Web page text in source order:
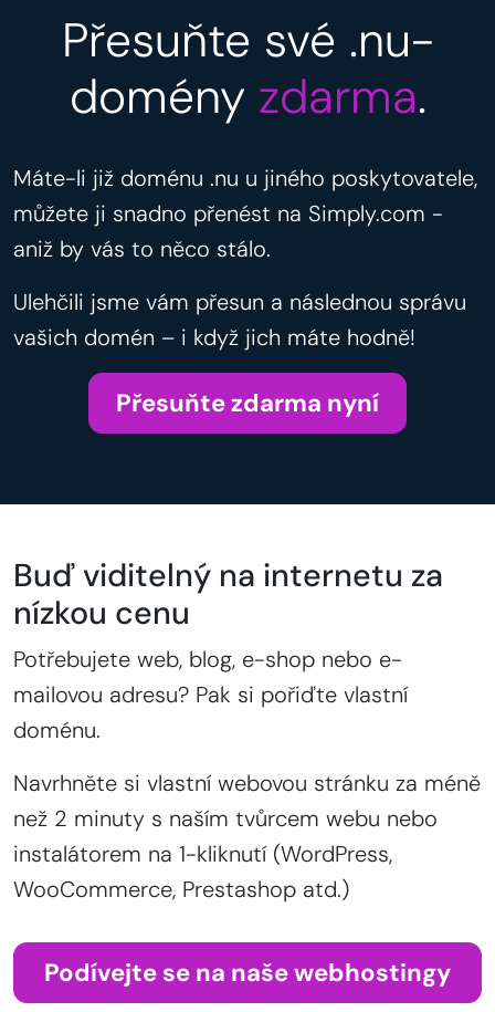
Přesuňte své .nu-
domény zdarma.
Máte-li již doménu .nu u jiného poskytovatele,
můžete ji snadno přenést na Simply.com -
aniž by vás to něco stálo.
Ulehčili jsme vám přesun a následnou správu
vašich domén – i když jich máte hodně!
Přesuňte zdarma nyní
Buď viditelný na internetu za
nízkou cenu
Potřebujete web, blog, e-shop nebo e-
mailovou adresu? Pak si pořiďte vlastní
doménu.
Navrhněte si vlastní webovou stránku za méně
než 2 minuty s naším tvůrcem webu nebo
instalátorem na 1-kliknutí (WordPress,
WooCommerce, Prestashop atd.)
Podívejte se na naše webhostingy